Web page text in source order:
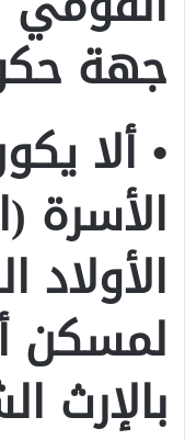
جهة
• ألا
الأسرة
الأولاد
لمسكن
بالإرث